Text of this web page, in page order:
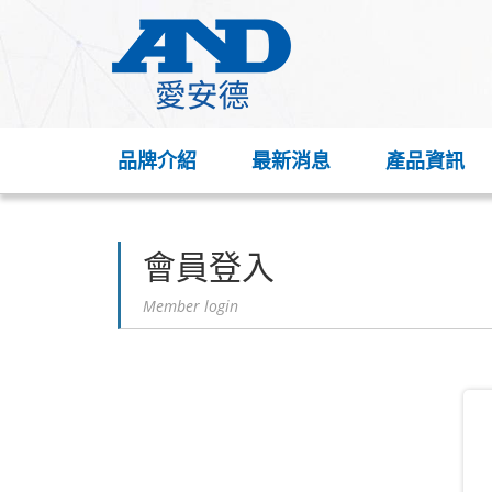
品牌介紹 最新消息 產品資訊
會員登入
Member login